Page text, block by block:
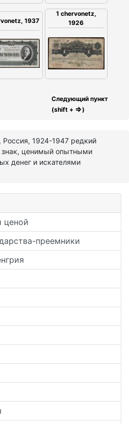
ценой
преемники
1937
1 chervonetz,
1926
Следующий пункт
(shift + ⇒)
1924-1947 редкий
ценимый опытными
денег и искателями